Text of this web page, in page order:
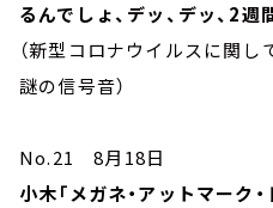
るんでしょ、デッ、デッ、2週
（新型コロナウイルスに関し
謎の信号音）
No.21 8月18日
小木「メガネ・アットマーク・